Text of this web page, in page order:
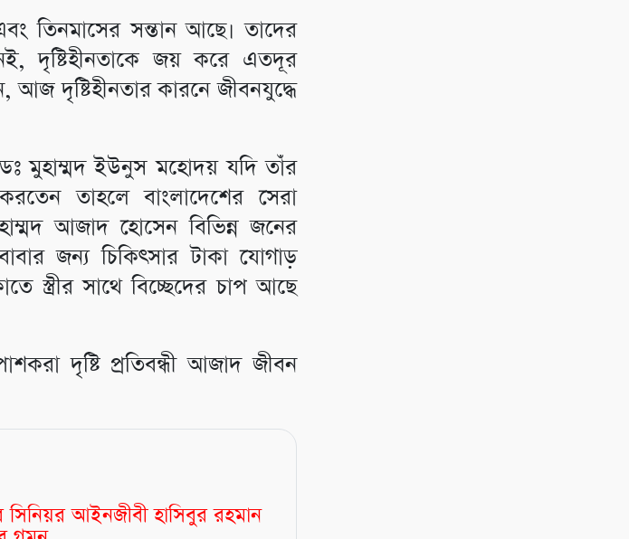
তিনমাসের সন্তান আছে। তাদের
দৃষ্টিহীনতাকে জয় করে এতদূর
আজ দৃষ্টিহীনতার কারনে জীবনযুদ্ধে
ডঃ মুহাম্মদ ইউনুস মহোদয় যদি তাঁর
তাহলে বাংলাদেশের সেরা
আজাদ হোসেন বিভিন্ন জনের
জন্য চিকিৎসার টাকা যোগাড়
স্ত্রীর সাথে বিচ্ছেদের চাপ আছে
দৃষ্টি প্রতিবন্ধী আজাদ জীবন
আইনজীবী হাসিবুর রহমান